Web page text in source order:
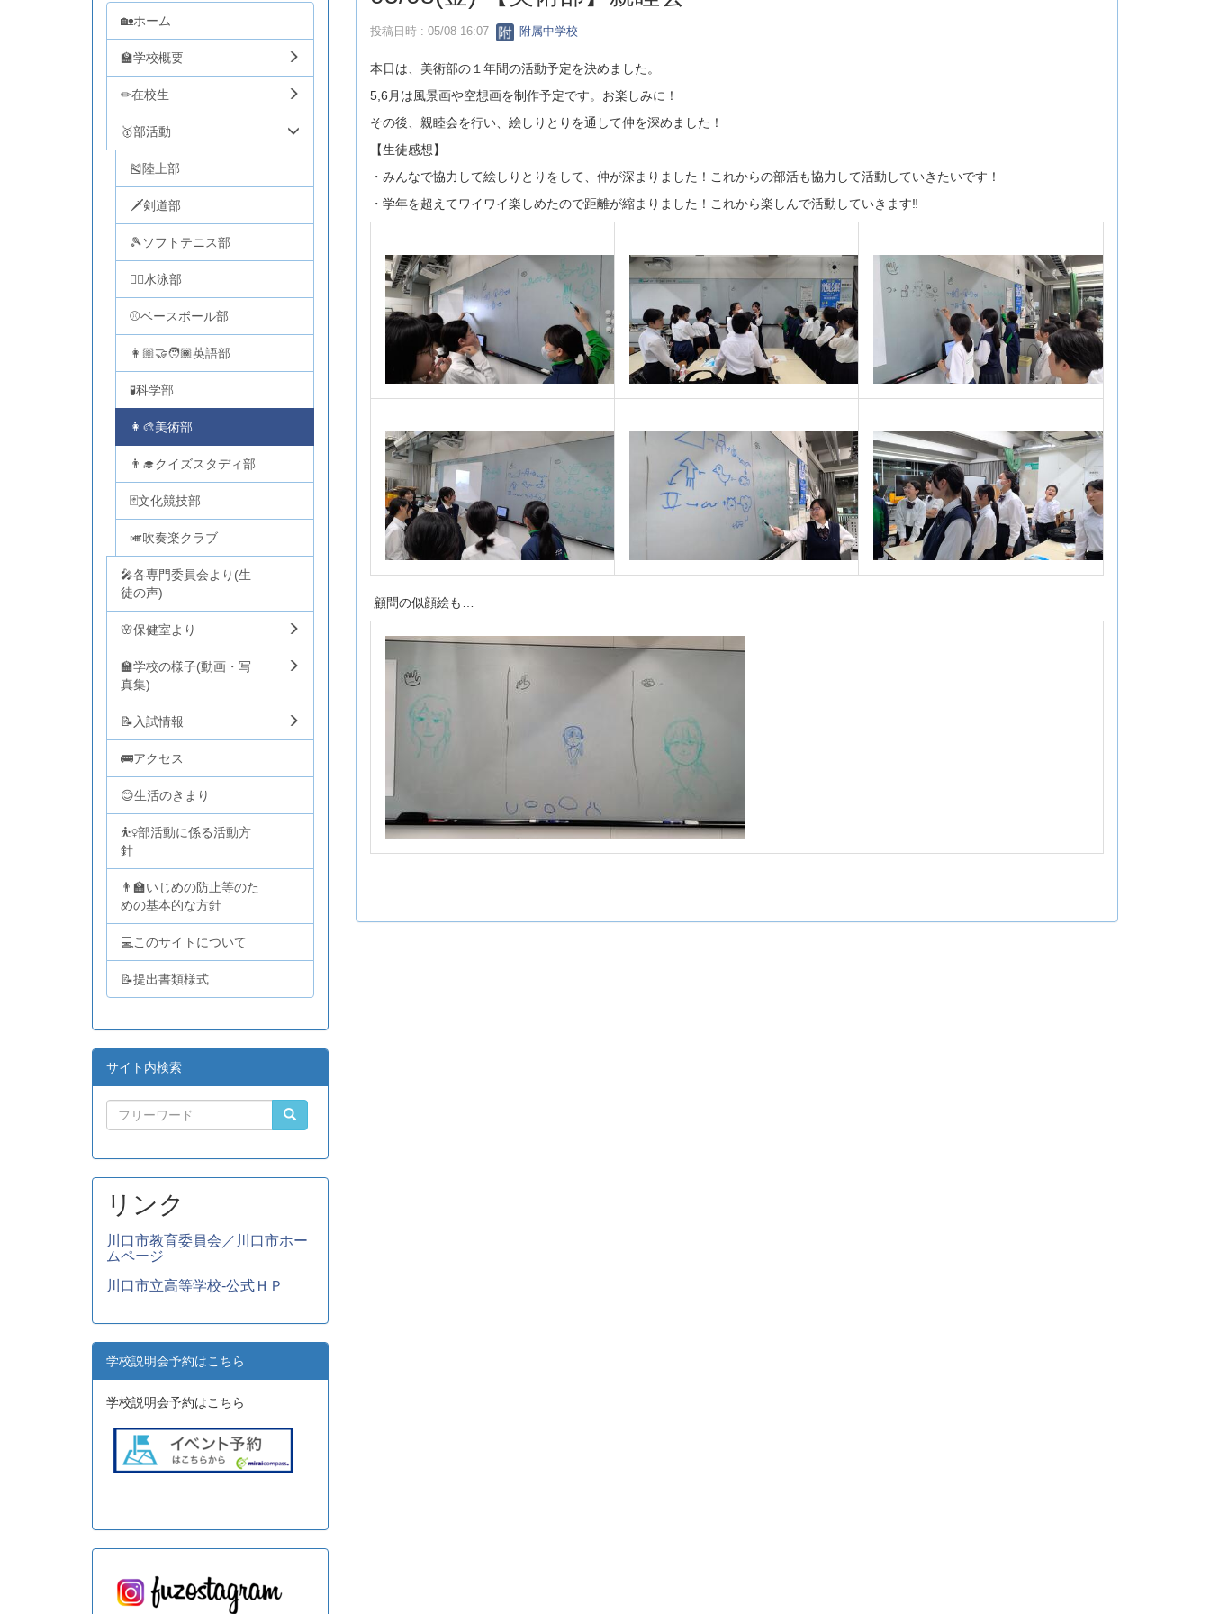
投稿日時 : 05/08 16:07 附属中学校
本日は、美術部の１年間の活動予定を決めました。
5,6月は風景画や空想画を制作予定です。お楽しみに！
その後、親睦会を行い、絵しりとりを通して仲を深めました！
【生徒感想】
・みんなで協力して絵しりとりをして、仲が深まりました！これからの部活も協力して活動していきたいです！
・学年を超えてワイワイ楽しめたので距離が縮まりました！これから楽しんで活動していきます‼
顧問の似顔絵も…
🏡ホーム
🏫学校概要
✏在校生
🥇部活動
🎽陸上部
🗡剣道部
🎾ソフトテニス部
🏊‍♂️水泳部
⚾ベースボール部
👩🏼‍🤝‍🧑🏾英語部
🧪科学部
👩‍🎨美術部
👨‍🎓クイズスタディ部
🃏文化競技部
🎺吹奏楽クラブ
🎤各専門委員会より(生
徒の声)
🌸保健室より
🏫学校の様子(動画・写
真集)
📝入試情報
🚌アクセス
😊生活のきまり
⛹️‍♀️部活動に係る活動方
針
👨‍🏫いじめの防止等のた
めの基本的な方針
💻このサイトについて
📝提出書類様式
サイト内検索
リンク
川口市教育委員会／川口市ホー
ムページ
川口市立高等学校-公式ＨＰ
学校説明会予約はこちら
学校説明会予約はこちら